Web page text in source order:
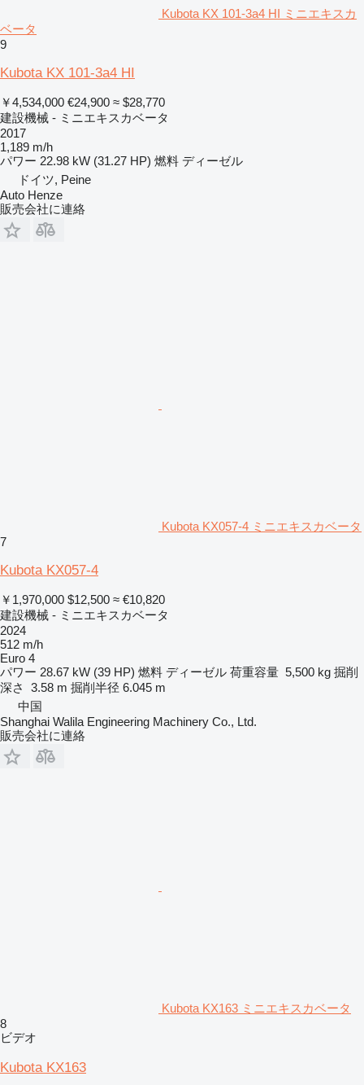
Kubota KX 101-3a4 HI ミニエキスカ
ベータ
9
Kubota KX 101-3a4 HI
￥4,534,000 €24,900 ≈ $28,770
建設機械 - ミニエキスカベータ
2017
1,189 m/h
パワー 22.98 kW (31.27 HP) 燃料 ディーゼル
ドイツ, Peine
Auto Henze
販売会社に連絡
Kubota KX057-4 ミニエキスカベータ
7
Kubota KX057-4
￥1,970,000 $12,500 ≈ €10,820
建設機械 - ミニエキスカベータ
2024
512 m/h
Euro 4
パワー 28.67 kW (39 HP) 燃料 ディーゼル 荷重容量 5,500 kg 掘削
深さ
3.58 m 掘削半径 6.045 m
中国
Shanghai Walila Engineering Machinery Co., Ltd.
販売会社に連絡
Kubota KX163 ミニエキスカベータ
8
ビデオ
Kubota KX163